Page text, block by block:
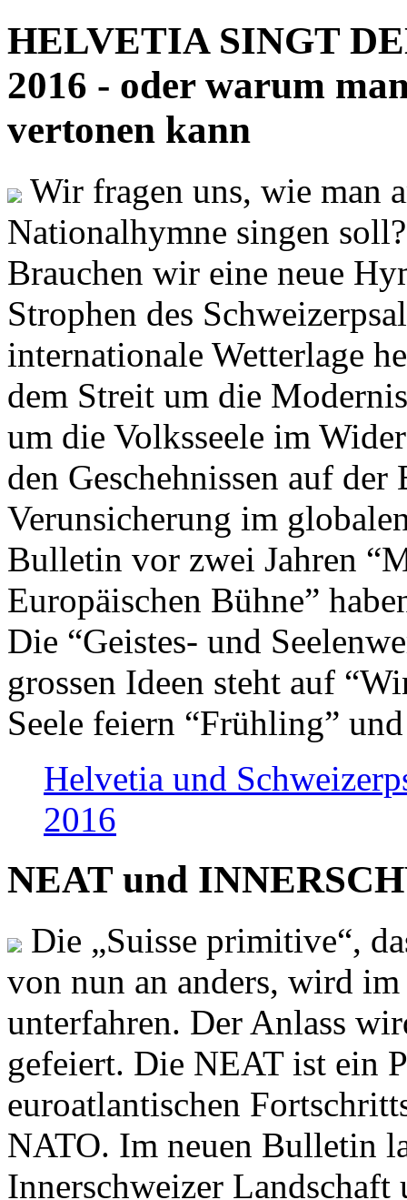
HELVETIA SINGT
2016 - oder warum
vertonen kann
Wir fragen uns, wie man
Nationalhymne singen
Brauchen wir eine neue
Strophen des
internationale Wetterlage
dem Streit um die
um die Volksseele im
den Geschehnissen auf
Verunsicherung im
Bulletin vor zwei Jahren
Europäischen Bühne”
Die “Geistes- und
grossen Ideen steht auf
Seele feiern “Frühling”
Helvetia und
2016
NEAT und
Die „Suisse primitive“,
von nun an anders, wird
unterfahren. Der Anlass
gefeiert. Die NEAT ist ein
euroatlantischen
NATO. Im neuen Bulletin
Innerschweizer